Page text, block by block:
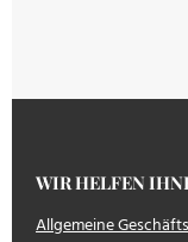
WIR
Allgemeine